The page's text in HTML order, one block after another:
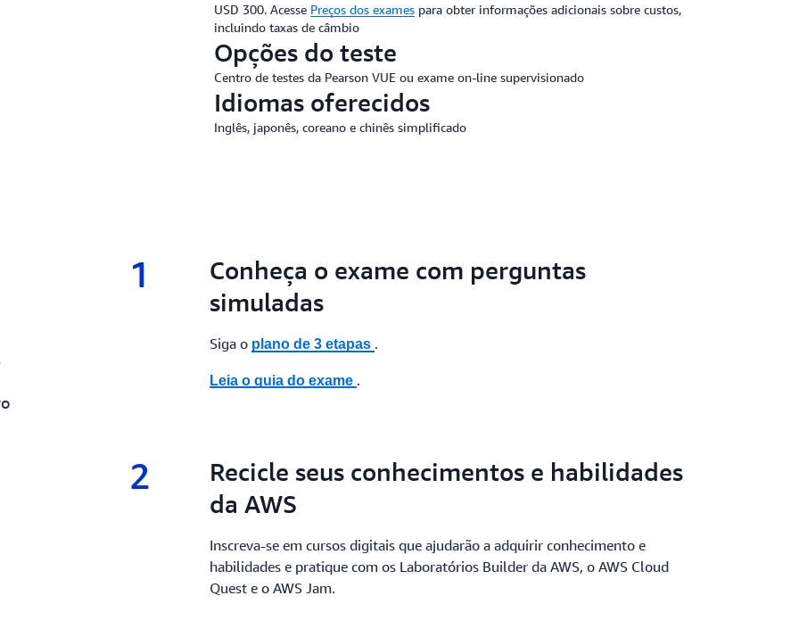
USD 300. Acesse Preços dos examespara obter informações adicionais sobre custos,
incluindo taxas de câmbio
Opções do teste
Centro de testes da Pearson VUE ou exame on-line supervisionado
Idiomas oferecidos
Inglês, japonês, coreano e chinês simplificado
1 1.
Conheça o exame com perguntas
simuladas
Siga o plano de 3 etapas .
Leia o guia do exame .
2 2.
Recicle seus conhecimentos e habilidades
da AWS
Inscreva-se em cursos digitais que ajudarão a adquirir conhecimento e
habilidades e pratique com os Laboratórios Builder da AWS, o AWS Cloud
Quest e o AWS Jam.